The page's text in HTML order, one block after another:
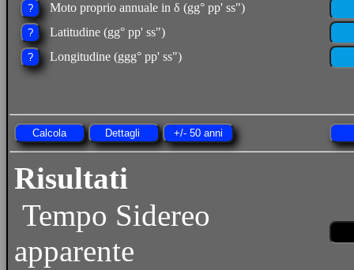
Moto proprio annuale in δ (gg° pp' ss")
Latitudine (gg° pp' ss")
Longitudine (ggg° pp' ss")
Risultati
Tempo Sidereo
apparente